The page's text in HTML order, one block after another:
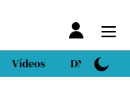
Vídeos DN Sport